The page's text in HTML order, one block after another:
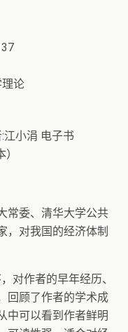
理论
江小涓 电子书
常委、清华大学公共
，对我国的经济体制
对作者的早年经历、
回顾了作者的学术成
中可以看到作者鲜明